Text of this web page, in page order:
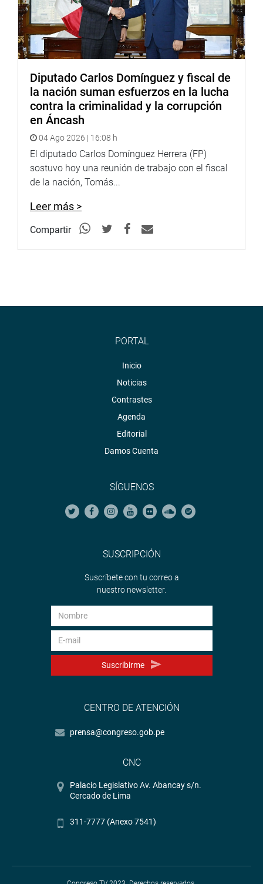
Diputado Carlos Domínguez y fiscal de
la nación suman esfuerzos en la lucha
contra la criminalidad y la corrupción
en Áncash
04 Ago 2026 | 16:08 h
El diputado Carlos Domínguez Herrera (FP)
sostuvo hoy una reunión de trabajo con el fiscal
de la nación, Tomás...
Leer más >
Compartir
PORTAL
Inicio
Noticias
Contrastes
Agenda
Editorial
Damos Cuenta
SÍGUENOS
SUSCRIPCIÓN
Suscríbete con tu correo a
nuestro newsletter.
Suscribirme
CENTRO DE ATENCIÓN
prensa@congreso.gob.pe
CNC
Palacio Legislativo Av. Abancay s/n.
Cercado de Lima
311-7777 (Anexo 7541)